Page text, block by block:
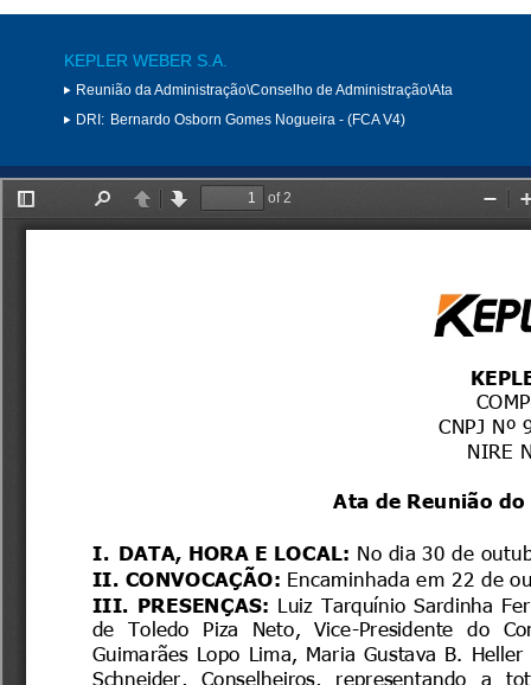
KEPLER WEBER S.A.
Reunião da Administração\Conselho de Administração\Ata
DRI: Bernardo Osborn Gomes Nogueira - (FCA V4)